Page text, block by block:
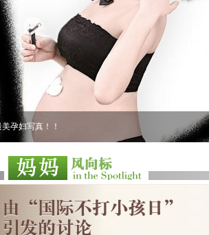
孕妇写真！！